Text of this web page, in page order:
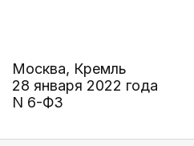
Москва, Кремль
28 января 2022 года
N 6-ФЗ